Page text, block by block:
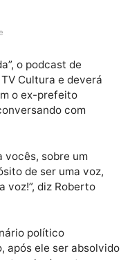
de um podcast
aberta em
o podcast de
TV Cultura e deverá
o ex-prefeito
conversando com
vocês, sobre um